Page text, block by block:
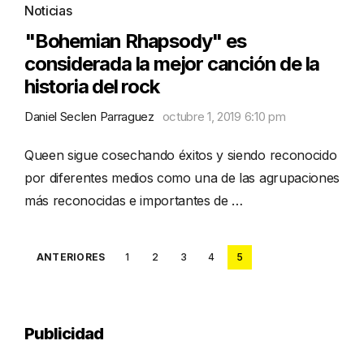
Noticias
"Bohemian Rhapsody" es
considerada la mejor canción de la
historia del rock
Daniel Seclen Parraguez octubre 1, 2019 6:10 pm
Queen sigue cosechando éxitos y siendo reconocido
por diferentes medios como una de las agrupaciones
más reconocidas e importantes de …
Posts
ANTERIORES 1 2 3 4 5
Publicidad